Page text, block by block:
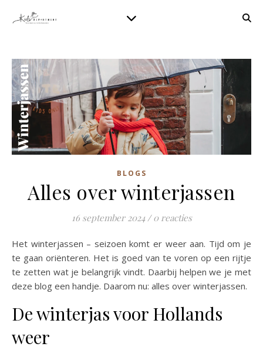
BLOGS
Alles over winterjassen
16 september 2024 / 0 reacties
Het winterjassen – seizoen komt er weer aan. Tijd om je
te gaan oriënteren. Het is goed van te voren op een rijtje
te zetten wat je belangrijk vindt. Daarbij helpen we je met
deze blog een handje. Daarom nu: alles over winterjassen.
De winterjas voor Hollands
weer